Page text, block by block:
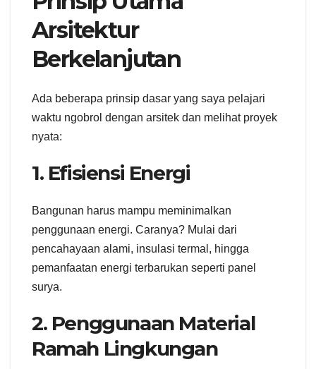
Arsitektur
Berkelanjutan
Ada beberapa prinsip dasar yang saya pelajari
waktu ngobrol dengan arsitek dan melihat proyek
nyata:
1. Efisiensi Energi
Bangunan harus mampu meminimalkan
penggunaan energi. Caranya? Mulai dari
pencahayaan alami, insulasi termal, hingga
pemanfaatan energi terbarukan seperti panel
surya.
2. Penggunaan Material
Ramah Lingkungan